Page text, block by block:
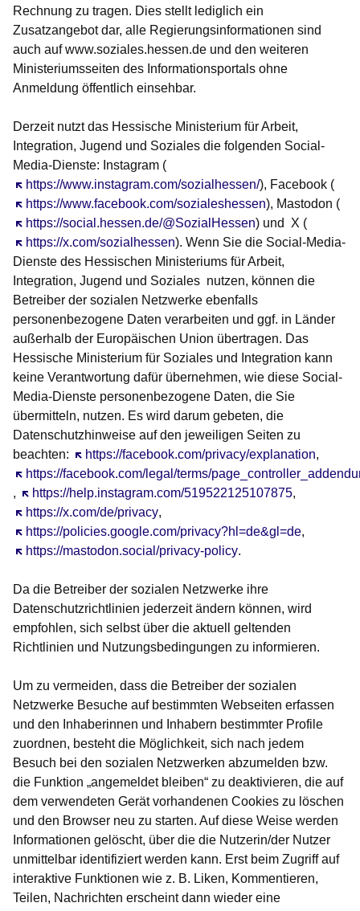
Rechnung zu tragen. Dies stellt lediglich ein
Zusatzangebot dar, alle Regierungsinformationen sind
auch auf www.soziales.hessen.de und den weiteren
Ministeriumsseiten des Informationsportals ohne
Anmeldung öffentlich einsehbar.
Derzeit nutzt das Hessische Ministerium für Arbeit,
Integration, Jugend und Soziales die folgenden Social-
Media-Dienste: Instagram (
https://www.instagram.com/sozialhessen/
Öffnet sich in einem neuen Fenster
), Facebook (
https://www.facebook.com/sozialeshessen
Öffnet sich in einem neuen Fenster
), Mastodon (
https://social.hessen.de/@SozialHessen
Öffnet sich in einem neuen Fenster
) und X (
https://x.com/sozialhessen
Öffnet sich in einem neuen Fenster). Wenn Sie die Social-Media-
Dienste des Hessischen Ministeriums für Arbeit,
Integration, Jugend und Soziales nutzen, können die
Betreiber der sozialen Netzwerke ebenfalls
personenbezogene Daten verarbeiten und ggf. in Länder
außerhalb der Europäischen Union übertragen. Das
Hessische Ministerium für Soziales und Integration kann
keine Verantwortung dafür übernehmen, wie diese Social-
Media-Dienste personenbezogene Daten, die Sie
übermitteln, nutzen. Es wird darum gebeten, die
Datenschutzhinweise auf den jeweiligen Seiten zu
beachten:
https://facebook.com/privacy/explanation
Öffnet sich in einem neuen Fenster
,
https://facebook.com/legal/terms/
Öffnet sich in einem neuen Fenster
,
https://help.instagram.com/519522125107875
Öffnet sich in einem neuen Fenster
,
https://x.com/de/privacy
Öffnet sich in einem neuen Fenster
,
https://policies.google.com/privacy?hl=de&gl=de
Öffnet sich in einem neuen Fenster
,
https://mastodon.social/privacy-policy
Öffnet sich in einem neuen Fenster .
Da die Betreiber der sozialen Netzwerke ihre
Datenschutzrichtlinien jederzeit ändern können, wird
empfohlen, sich selbst über die aktuell geltenden
Richtlinien und Nutzungsbedingungen zu informieren.
Um zu vermeiden, dass die Betreiber der sozialen
Netzwerke Besuche auf bestimmten Webseiten erfassen
und den Inhaberinnen und Inhabern bestimmter Profile
zuordnen, besteht die Möglichkeit, sich nach jedem
Besuch bei den sozialen Netzwerken abzumelden bzw.
die Funktion „angemeldet bleiben“ zu deaktivieren, die auf
dem verwendeten Gerät vorhandenen Cookies zu löschen
und den Browser neu zu starten. Auf diese Weise werden
Informationen gelöscht, über die die Nutzerin/der Nutzer
unmittelbar identifiziert werden kann. Erst beim Zugriff auf
interaktive Funktionen wie z. B. Liken, Kommentieren,
Teilen, Nachrichten erscheint dann wieder eine